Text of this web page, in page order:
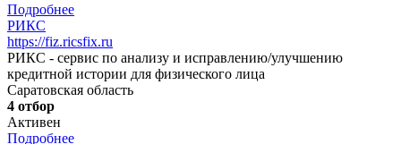
Подробнее
РИКС
https://fiz.ricsfix.ru
РИКС - сервис по анализу и исправлению/улучшению
кредитной истории для физического лица
Саратовская область
4 отбор
Активен
Подробнее